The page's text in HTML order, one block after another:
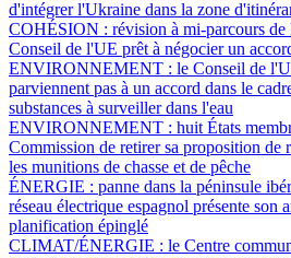
d'intégrer l'Ukraine dans la zone
COHÉSION : révision à mi-parcours
Conseil de l'UE prêt à négocier un
ENVIRONNEMENT : le Conseil de
parviennent pas à un accord dans le
substances à surveiller dans l'eau
ENVIRONNEMENT : huit États
Commission de retirer sa proposition de
les munitions de chasse et de pêche
ÉNERGIE : panne dans la péninsule
réseau électrique espagnol présente son
planification épinglé
CLIMAT/ÉNERGIE : le Centre